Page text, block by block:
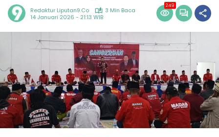
Redaktur Liputan9.co
3 Min Baca
14 Januari 2026 - 21:13 WIB
249